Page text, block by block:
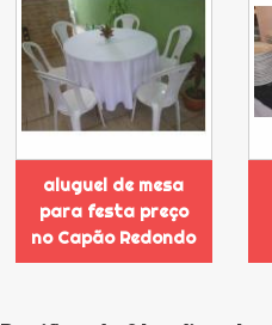
aluguel de mesa
para festa preço
no Capão Redondo